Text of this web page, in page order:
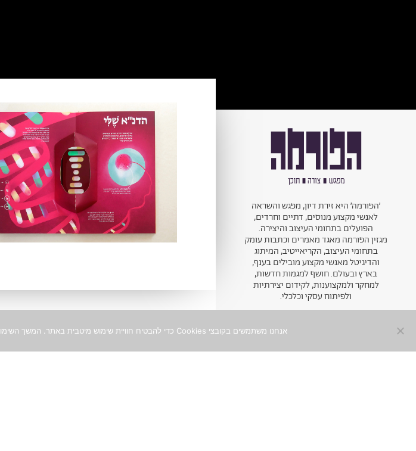
׳הפורמה׳ היא זירת דיון, מפגש והשראה
לאנשי מקצוע מנוסים, דתיים וחרדים,
הפועלים בתחומי העיצוב והיצירה.
מגזין הפורמה מאגד מאמרים וכתבות עומק
בתחומי העיצוב, הקריאייטיב, המיתוג
והדיגיטל מאנשי מקצוע מובילים בענף,
בארץ ובעולם. חושף למגמות חדשות,
למחקר ולמקצוענות, לקידום יצירתיות
ולפיתוח עסקי וכלכלי.
ניוזלטר
אנחנו משתמשים בקובצי Cookies כדי להבטיח חוויית שימוש מיטבית באתר. המשך השימוש באתר מהווה הסכמה לכך. למידע נוסף ניתן לעיין ב־